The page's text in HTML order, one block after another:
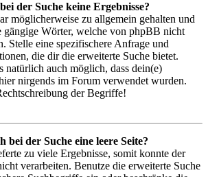
der Suche keine Ergebnisse?
möglicherweise zu allgemein gehalten und
gängige Wörter, welche von phpBB nicht
Stelle eine spezifischere Anfrage und
die dir die erweiterte Suche bietet.
natürlich auch möglich, dass dein(e)
nirgends im Forum verwendet wurden.
der Begriffe!
bei der Suche eine leere Seite?
zu viele Ergebnisse, somit konnte der
verarbeiten. Benutze die erweiterte Suche